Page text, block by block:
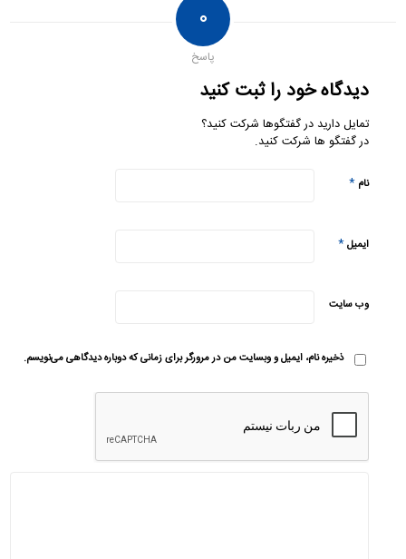
۰
پاسخ
دیدگاه خود را ثبت کنید
تمایل دارید در گفتگوها شرکت کنید؟
در گفتگو ها شرکت کنید.
نام*
ایمیل*
وب‌ سایت
ذخیره نام، ایمیل و وبسایت من در مرورگر برای زمانی که دوباره دیدگاهی می‌نویسم.